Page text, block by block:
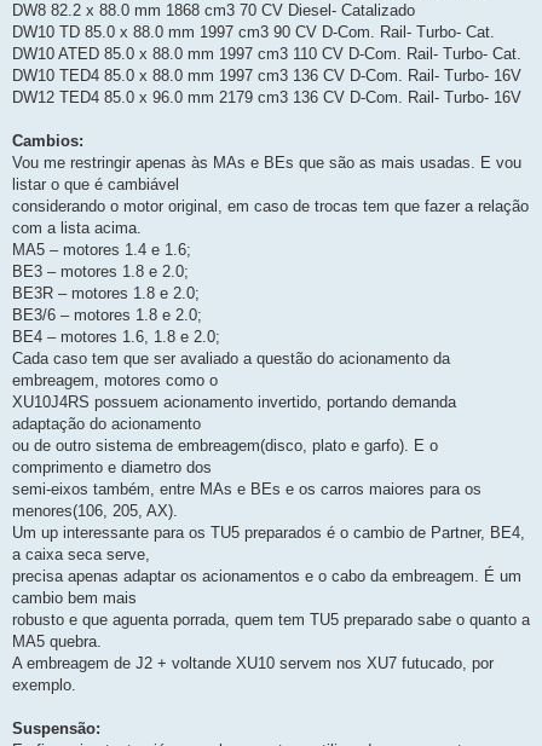
DW8 82.2 x 88.0 mm 1868 cm3 70 CV Diesel- Catalizado
DW10 TD 85.0 x 88.0 mm 1997 cm3 90 CV D-Com. Rail- Turbo- Cat.
DW10 ATED 85.0 x 88.0 mm 1997 cm3 110 CV D-Com. Rail- Turbo- Cat.
DW10 TED4 85.0 x 88.0 mm 1997 cm3 136 CV D-Com. Rail- Turbo- 16V
DW12 TED4 85.0 x 96.0 mm 2179 cm3 136 CV D-Com. Rail- Turbo- 16V
Cambios:
Vou me restringir apenas às MAs e BEs que são as mais usadas. E vou
listar o que é cambiável
considerando o motor original, em caso de trocas tem que fazer a relação
com a lista acima.
MA5 – motores 1.4 e 1.6;
BE3 – motores 1.8 e 2.0;
BE3R – motores 1.8 e 2.0;
BE3/6 – motores 1.8 e 2.0;
BE4 – motores 1.6, 1.8 e 2.0;
Cada caso tem que ser avaliado a questão do acionamento da
embreagem, motores como o
XU10J4RS possuem acionamento invertido, portando demanda
adaptação do acionamento
ou de outro sistema de embreagem(disco, plato e garfo). E o
comprimento e diametro dos
semi-eixos também, entre MAs e BEs e os carros maiores para os
menores(106, 205, AX).
Um up interessante para os TU5 preparados é o cambio de Partner, BE4,
a caixa seca serve,
precisa apenas adaptar os acionamentos e o cabo da embreagem. É um
cambio bem mais
robusto e que aguenta porrada, quem tem TU5 preparado sabe o quanto a
MA5 quebra.
A embreagem de J2 + voltande XU10 servem nos XU7 futucado, por
exemplo.
Suspensão: